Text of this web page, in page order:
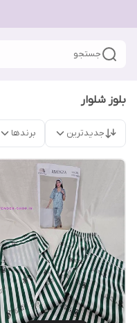
جستجو
بلوز شلوار
جدیدترین برندها